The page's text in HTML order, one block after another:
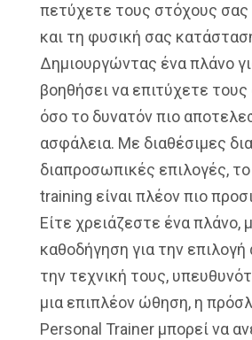
πετύχετε τους στόχους σας
και τη φυσική σας
Δημιουργώντας ένα πλάνο
βοηθήσει να επιτύχετε
όσο το δυνατόν πιο
ασφάλεια. Με διαθέσιμες
διαπροσωπικές επιλογές,
training είναι πλέον πιο
Είτε χρειάζεστε ένα πλάνο,
καθοδήγηση για την
την τεχνική τους,
μια επιπλέον ώθηση, η
Personal Trainer μπορεί να